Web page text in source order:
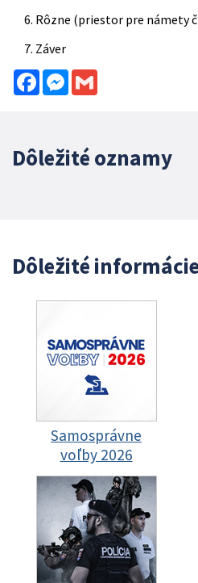
6. Rôzne (priestor pre námety
7. Záver
FacebookMessenger
Dôležité oznamy
Dôležité informácie
Samosprávne
voľby 2026